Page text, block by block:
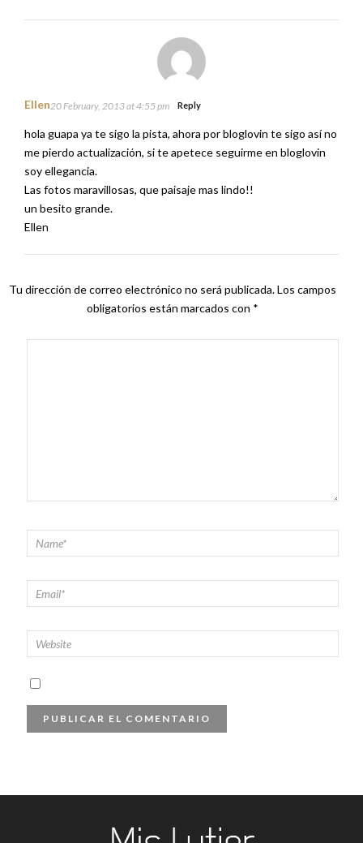
Ellen20 February, 2013 at 4:55 pm Reply
hola guapa ya te sigo la pista, ahora por bloglovin te sigo así no
me pierdo actualización, si te apetece seguirme en bloglovin
soy ellegancia.
Las fotos maravillosas, que paisaje mas lindo!!
un besito grande.
Ellen
Tu dirección de correo electrónico no será publicada.Los campos
obligatorios están marcados con *